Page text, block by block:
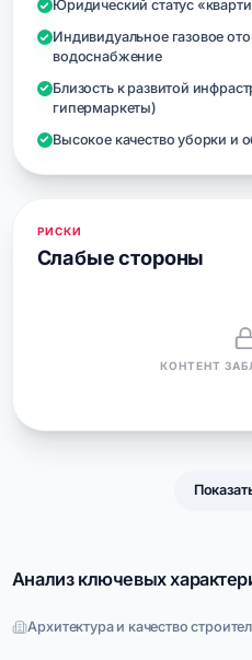
Юридический статус
Индивидуальное газовое
водоснабжение
Близость к развитой
гипермаркеты)
Высокое качество уборки и
РИСКИ
Слабые стороны
КОНТЕНТ
Анализ ключевых
Архитектура и качество